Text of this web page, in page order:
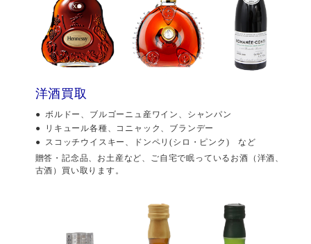
洋酒買取
ボルドー、ブルゴーニュ産ワイン、シャンパン
リキュール各種、コニャック、ブランデー
スコッチウイスキー、ドンペリ(シロ・ピンク) など
贈答・記念品、お土産など、ご自宅で眠っているお酒（洋酒、
古酒）買い取ります。